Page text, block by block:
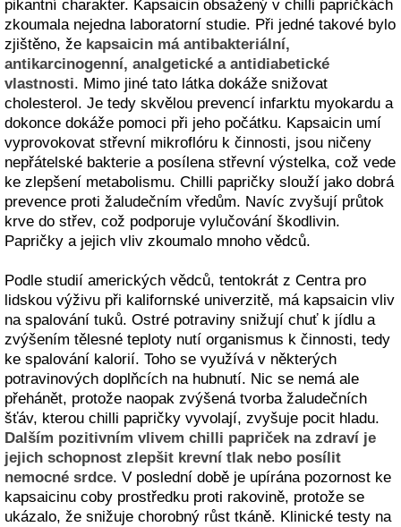
pikantní charakter. Kapsaicin obsažený v chilli papričkách
zkoumala nejedna laboratorní studie. Při jedné takové bylo
zjištěno, že kapsaicin má antibakteriální,
antikarcinogenní, analgetické a antidiabetické
vlastnosti. Mimo jiné tato látka dokáže snižovat
cholesterol. Je tedy skvělou prevencí infarktu myokardu a
dokonce dokáže pomoci při jeho počátku. Kapsaicin umí
vyprovokovat střevní mikroflóru k činnosti, jsou ničeny
nepřátelské bakterie a posílena střevní výstelka, což vede
ke zlepšení metabolismu. Chilli papričky slouží jako dobrá
prevence proti žaludečním vředům. Navíc zvyšují průtok
krve do střev, což podporuje vylučování škodlivin.
Papričky a jejich vliv zkoumalo mnoho vědců.
Podle studií amerických vědců, tentokrát z Centra pro
lidskou výživu při kalifornské univerzitě, má kapsaicin vliv
na spalování tuků. Ostré potraviny snižují chuť k jídlu a
zvýšením tělesné teploty nutí organismus k činnosti, tedy
ke spalování kalorií. Toho se využívá v některých
potravinových doplňcích na hubnutí. Nic se nemá ale
přehánět, protože naopak zvýšená tvorba žaludečních
šťáv, kterou chilli papričky vyvolají, zvyšuje pocit hladu.
Dalším pozitivním vlivem chilli papriček na zdraví je
jejich schopnost zlepšit krevní tlak nebo posílit
nemocné srdce. V poslední době je upírána pozornost ke
kapsaicinu coby prostředku proti rakovině, protože se
ukázalo, že snižuje chorobný růst tkáně. Klinické testy na